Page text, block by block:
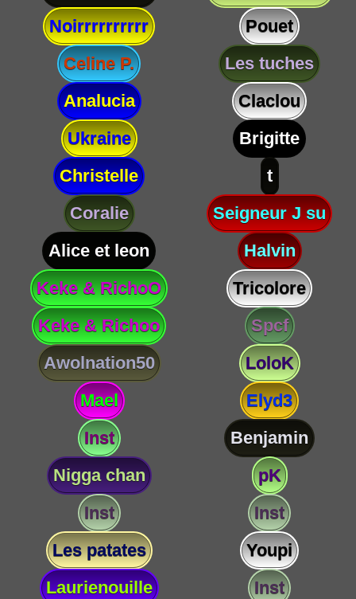
Noirrrrrrrrrr
Pouet
Celine P.
Les tuches
Analucia
Claclou
Ukraine
Brigitte
Christelle
t
Coralie
Seigneur J su
Alice et leon
Halvin
Keke & RichoO
Tricolore
Keke & Richoo
Spcf
Awolnation50
LoloK
Mael
Elyd3
Inst
Benjamin
Nigga chan
pK
Inst
Inst
Les patates
Youpi
Laurienouille
Inst